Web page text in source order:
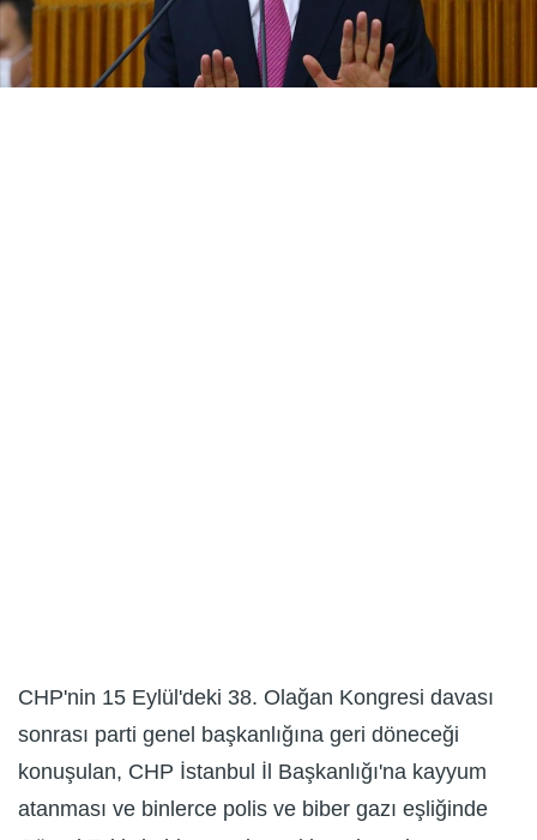
CHP'nin 15 Eylül'deki 38. Olağan Kongresi davası
sonrası parti genel başkanlığına geri döneceği
konuşulan, CHP İstanbul İl Başkanlığı'na kayyum
atanması ve binlerce polis ve biber gazı eşliğinde